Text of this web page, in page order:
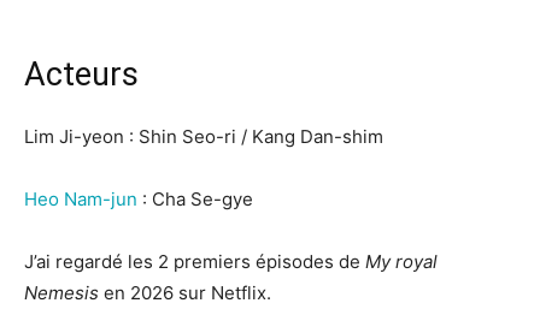
Acteurs
Lim Ji-yeon : Shin Seo-ri / Kang Dan-shim
Heo Nam-jun : Cha Se-gye
J’ai regardé les 2 premiers épisodes de My royal
Nemesis en 2026 sur Netflix.